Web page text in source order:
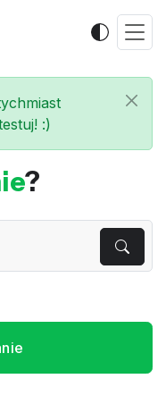
:)
?